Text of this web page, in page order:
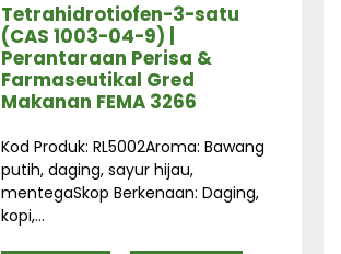
Tetrahidrotiofen-3-satu
(CAS 1003-04-9) |
Perantaraan Perisa &
Farmaseutikal Gred
Makanan FEMA 3266
Kod Produk: RL5002Aroma: Bawang
putih, daging, sayur hijau,
mentegaSkop Berkenaan: Daging,
kopi,...